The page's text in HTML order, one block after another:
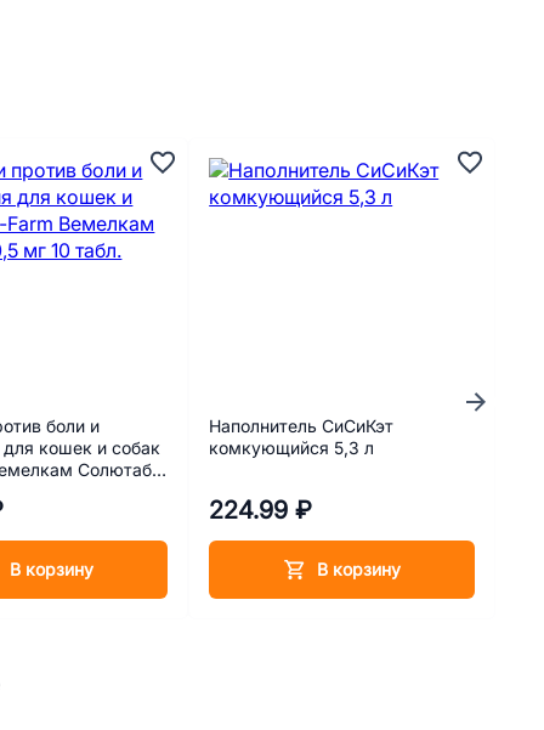
боли и
для кошек и собак
Солютаб
В корзину
Наполнитель СиСиКэт
комкующийся 5,3 л
224.99 ₽
В корзину